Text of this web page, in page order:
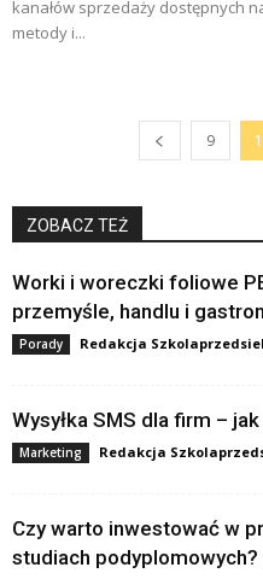
kanałów sprzedaży dostępnych
metody i...
9
ZOBACZ TEŻ
Worki i woreczki foliowe
przemyśle, handlu i
Porady Redakcja
Wysyłka SMS dla firm –
Marketing Redakcja
Czy warto inwestować w
studiach podyplomowych?